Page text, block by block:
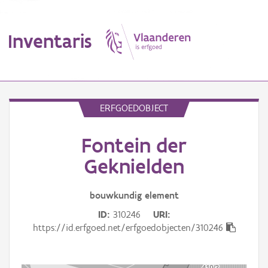
Inventaris
ERFGOEDOBJECT
Fontein der
Geknielden
bouwkundig element
ID 310246
URI
https://id.erfgoed.net/erfgoedobjecten/310246